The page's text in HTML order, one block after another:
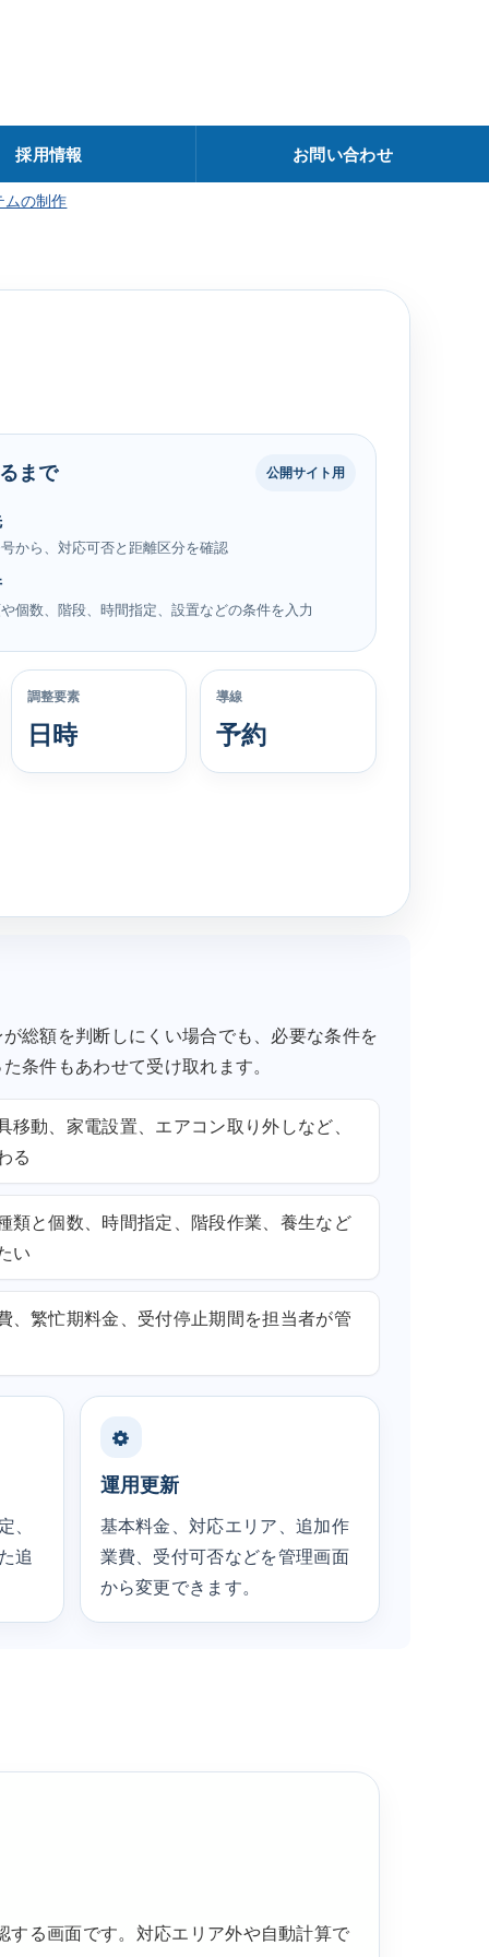
採用情報 お問い合わせ
ムの制作
まで 公開サイト用
から、対応可否と距離区分を確認
個数、階段、時間指定、設置などの条件を入力
調整要素
日時
導線
予約
総額を判断しにくい場合でも、必要な条件を
条件もあわせて受け取れます。
移動、家電設置、エアコン取り外しなど、
る
類と個数、時間指定、階段作業、養生など
い
、繁忙期料金、受付停止期間を担当者が管
、
追
運用更新
基本料金、対応エリア、追加作
業費、受付可否などを管理画面
から変更できます。
る画面です。対応エリア外や自動計算で